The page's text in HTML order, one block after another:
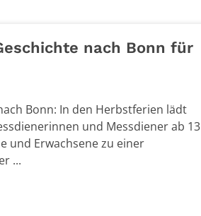
nach Bonn für
Bonn: In den Herbstferien lädt
und Messdiener ab 13
und Erwachsene zu einer
...